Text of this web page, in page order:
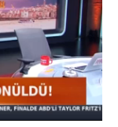
Oynatma
Hızı